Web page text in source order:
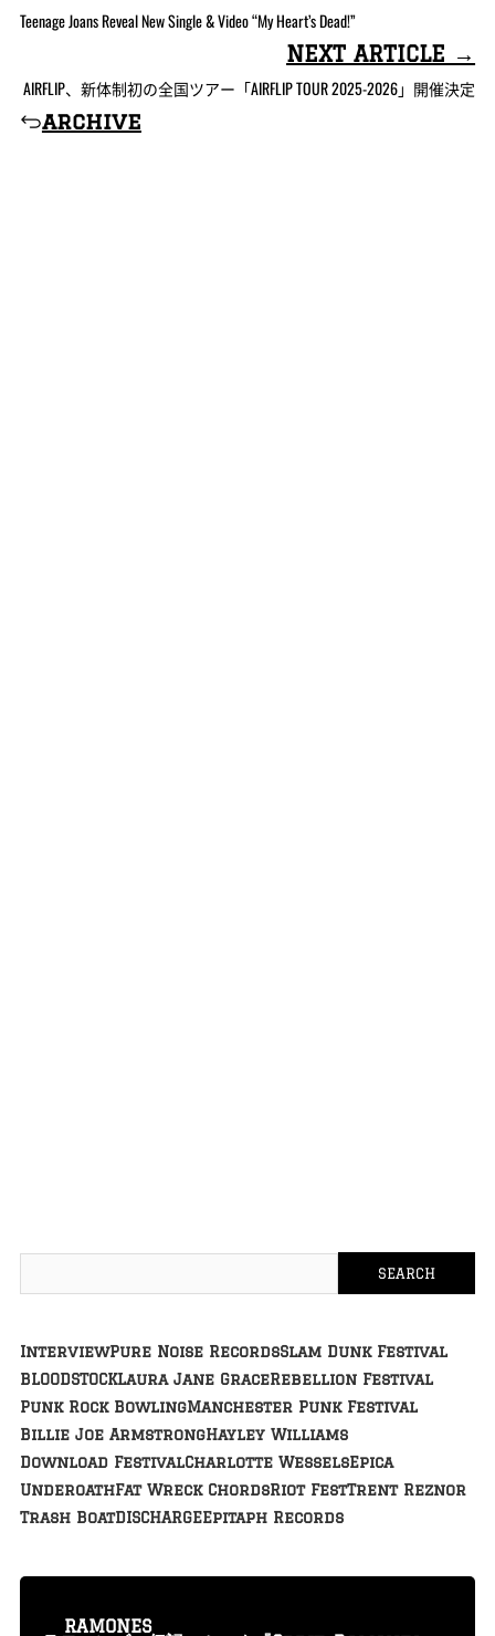
Teenage Joans Reveal New Single & Video “My Heart’s Dead!”
archive
NEXT ARTICLE →
AIRFLIP、新体制初の全国ツアー「AIRFLIP TOUR 2025-2026」開催決定
InterviewPure Noise RecordsSlam Dunk Festival
BLOODSTOCKLaura Jane GraceRebellion Festival
Punk Rock BowlingManchester Punk Festival
Billie Joe ArmstrongHayley Williams
Download FestivalCharlotte WesselsEpica
UnderoathFat Wreck ChordsRiot FestTrent Reznor
Trash BoatDISCHARGEEpitaph Records
RAMONES